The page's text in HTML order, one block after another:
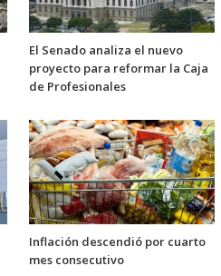
El Senado analiza el nuevo
proyecto para reformar la Caja
de Profesionales
Inflación descendió por cuarto
mes consecutivo